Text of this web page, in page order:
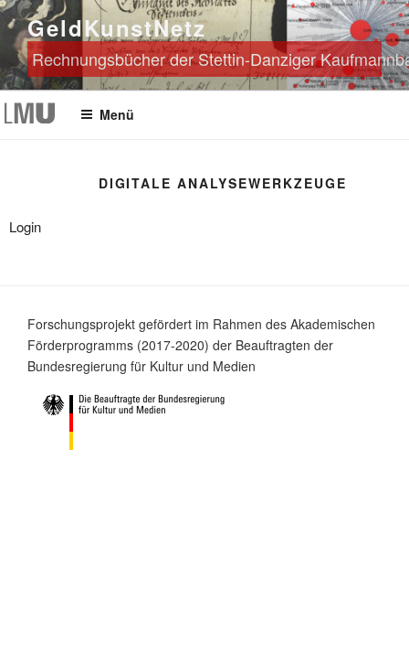
Zum
Inhalt
springen
GeldKunstNetz
Rechnungsbücher der Stettin-Danziger
Menü
Login
DIGITALE ANALYSEWERKZEUGE
Forschungsprojekt gefördert im Rahmen des Akademischen
Förderprogramms (2017-2020) der Beauftragten der
Bundesregierung für Kultur und Medien